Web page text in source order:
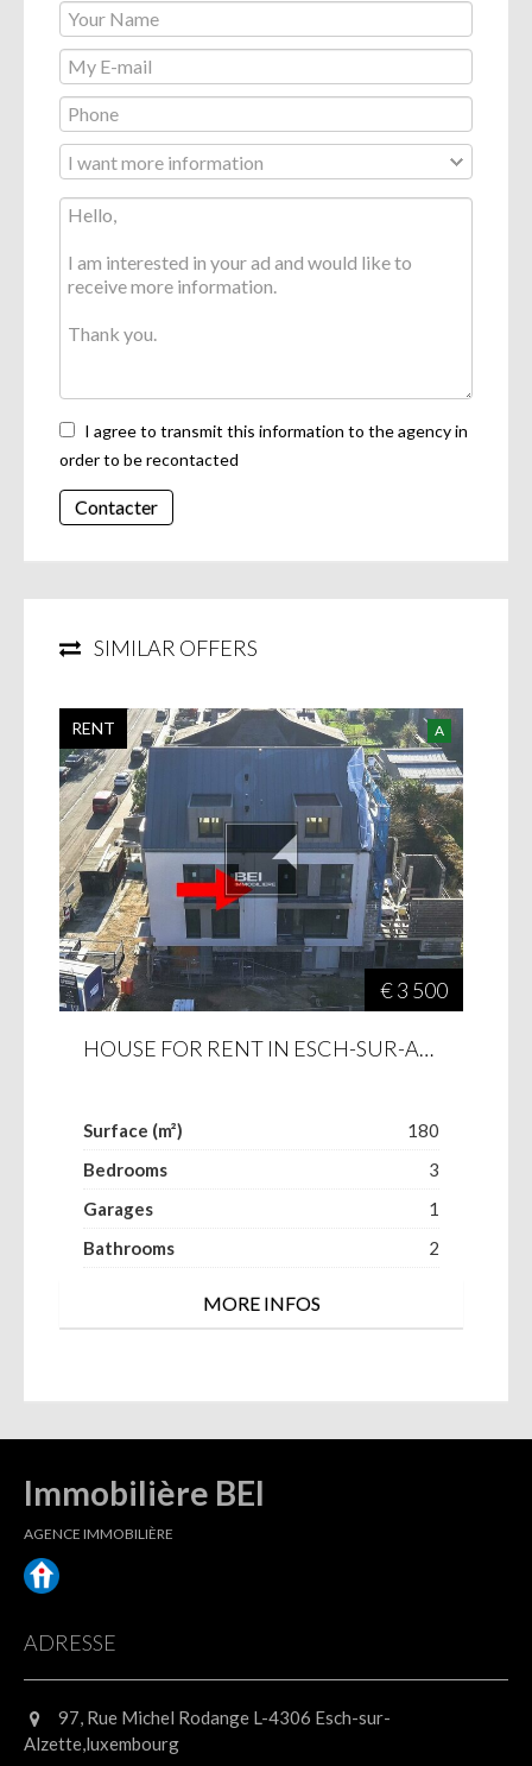
I agree to transmit this information to the agency in
order to be recontacted
Contacter
SIMILAR OFFERS
€ 3 500
A
RENT
HOUSE FOR RENT IN ESCH-SUR-ALZETTE
Surface (m²)
180
Bedrooms
3
Garages
1
Bathrooms
2
MORE INFOS
Immobilière BEI
AGENCE IMMOBILIÈRE
ADRESSE
97, Rue Michel Rodange L-4306 Esch-sur-
Alzette,luxembourg